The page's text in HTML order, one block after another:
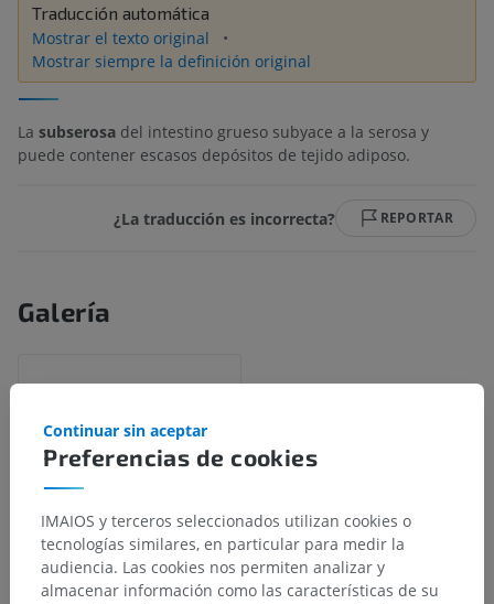
Traducción automática
Mostrar el texto original
Mostrar siempre la definición original
La subserosa del intestino grueso subyace a la serosa y
puede contener escasos depósitos de tejido adiposo.
¿La traducción es incorrecta? REPORTAR
Galería
Preferencias de cookies
Continuar sin aceptar
IMAIOS y terceros seleccionados utilizan cookies o
tecnologías similares, en particular para medir la
audiencia. Las cookies nos permiten analizar y
almacenar información como las características de su